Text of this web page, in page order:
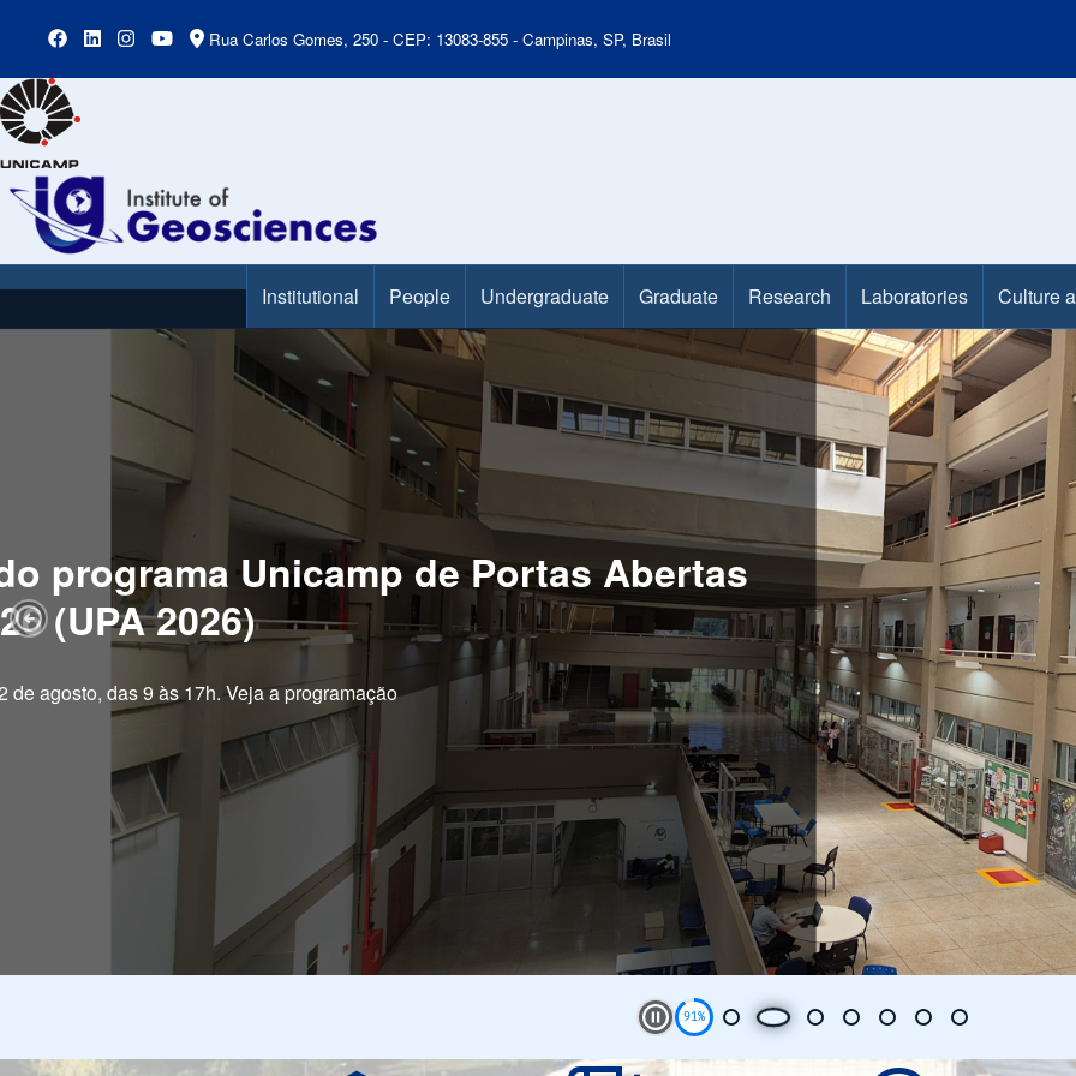
Rua Carlos Gomes, 250 - CEP: 13083-855 - Campinas, SP, Brasil
Main Menu Institutional People Undergraduate Graduate Research Laboratories
Culture
Workshop in Geosciences for Oil &
Gas
pesquisa com os desafios do setor de energia no mundo real
Play and Stop Slideshow
Previous Slide